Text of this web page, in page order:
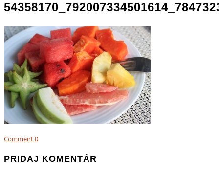
Comment0
PRIDAJ KOMENTÁR